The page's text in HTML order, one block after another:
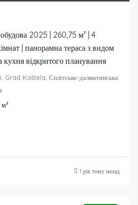
2025 | 260,75 м² | 4
| панорамна тераса з видом
кухня відкритого планування
Kaštela, Сплітсько-далматинська
м²
1 рік тому назад